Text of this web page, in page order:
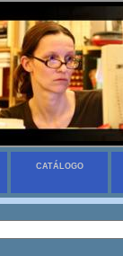
CATÁLOGO